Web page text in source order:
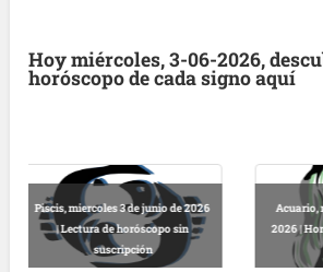
Hoy miércoles, 3-06-2026,
horóscopo de cada signo aquí
Escorpio, miercoles 3 de junio de
2026 | Horóscopo dinero gratuito
hoy
Libra,
|